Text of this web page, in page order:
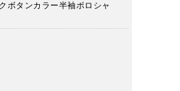
タンカラー半袖ポロシャ